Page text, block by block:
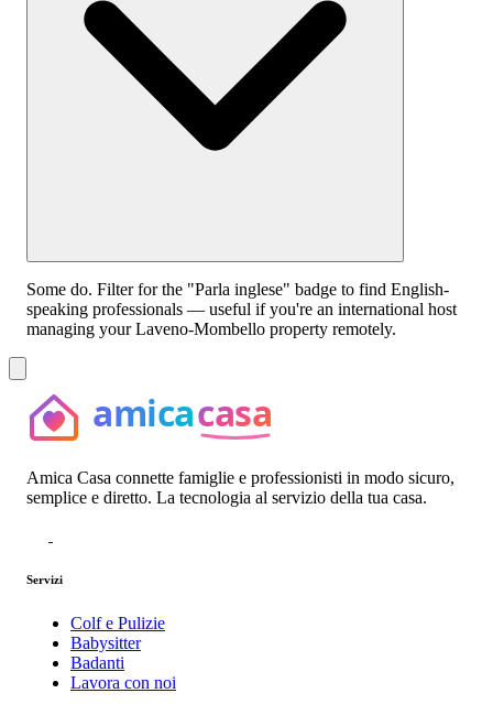
Some do. Filter for the "Parla inglese" badge to find English-
speaking professionals — useful if you're an international host
managing your Laveno-Mombello property remotely.
Amica Casa connette famiglie e professionisti in modo sicuro,
semplice e diretto. La tecnologia al servizio della tua casa.
Servizi
Colf e Pulizie
Babysitter
Badanti
Lavora con noi